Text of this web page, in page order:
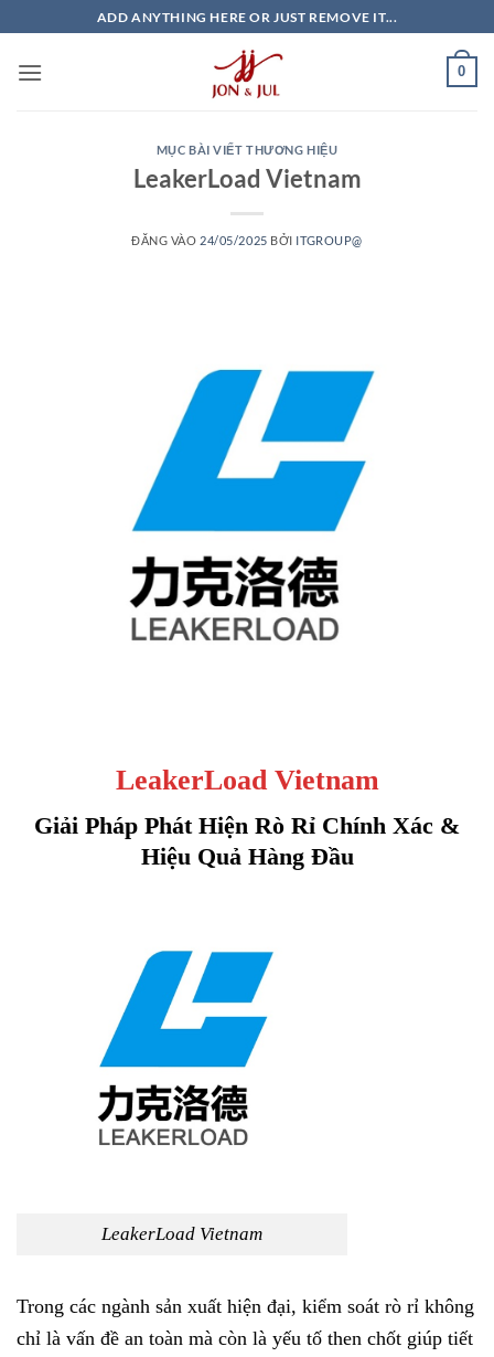
qua
nội
ADD ANYTHING HERE OR JUST REMOVE IT...
0
MỤC BÀI VIẾT THƯƠNG HIỆU
LeakerLoad Vietnam
ĐĂNG VÀO 24/05/2025 BỞI ITGROUP@
LeakerLoad Vietnam
Giải Pháp Phát Hiện Rò Rỉ Chính Xác &
Hiệu Quả Hàng Đầu
LeakerLoad Vietnam
Trong các ngành sản xuất hiện đại, kiểm soát rò rỉ không
chỉ là vấn đề an toàn mà còn là yếu tố then chốt giúp tiết